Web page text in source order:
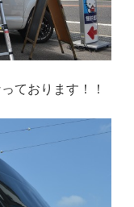
ております！！